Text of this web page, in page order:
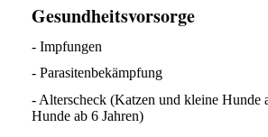
Gesundheitsvorsorge
- Impfungen
- Parasitenbekämpfung
- Alterscheck (Katzen und kleine Hunde
Hunde ab 6 Jahren)